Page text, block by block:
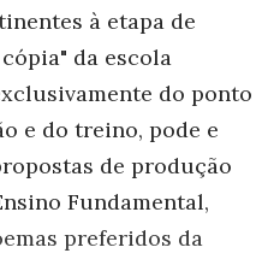
à etapa de
da escola
do ponto
e do treino, pode e
de produção
Fundamental,
preferidos da